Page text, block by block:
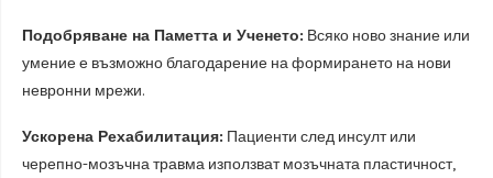
Подобряване на Паметта и Ученето: Всяко ново знание или
умение е възможно благодарение на формирането на нови
невронни мрежи.
Ускорена Рехабилитация: Пациенти след инсулт или
черепно-мозъчна травма използват мозъчната пластичност,